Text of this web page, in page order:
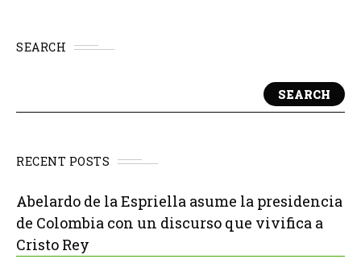
SEARCH
SEARCH
RECENT POSTS
Abelardo de la Espriella asume la presidencia
de Colombia con un discurso que vivifica a
Cristo Rey